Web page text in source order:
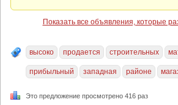
Показать все объявления, которые
высоко продается строительных
прибыльный западная районе
Это предложение просмотрено 416 раз